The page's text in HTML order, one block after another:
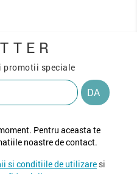
promotii speciale
Pentru aceasta te
noastre de contact.
si conditiile de utilizare si